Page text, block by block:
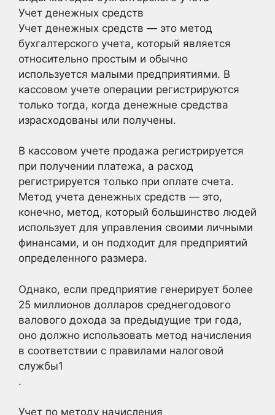
Учет денежных средств
Учет денежных средств — это метод
бухгалтерского учета, который является
относительно простым и обычно
используется малыми предприятиями. В
кассовом учете операции регистрируются
только тогда, когда денежные средства
израсходованы или получены.
В кассовом учете продажа регистрируется
при получении платежа, а расход
регистрируется только при оплате счета.
Метод учета денежных средств — это,
конечно, метод, который большинство людей
использует для управления своими личными
финансами, и он подходит для предприятий
определенного размера.
Однако, если предприятие генерирует более
25 миллионов долларов среднегодового
валового дохода за предыдущие три года,
оно должно использовать метод начисления
в соответствии с правилами налоговой
службы1
.
Учет по методу начисления